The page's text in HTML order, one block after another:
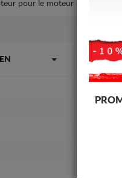
pour le moteur et la boîte
-13%